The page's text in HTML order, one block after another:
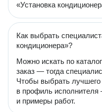
«Установка
Как выбрать
кондиционера»?
Можно искать по
заказ — тогда
Чтобы выбрать лучшего
в профиль
и примеры работ.